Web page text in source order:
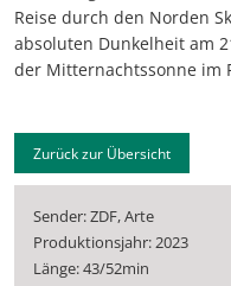
Reise durch den Norden
absoluten Dunkelheit am
der Mitternachtssonne im
Zurück zur Übersicht
Sender: ZDF, Arte
Produktionsjahr: 2023
Länge: 43/52min